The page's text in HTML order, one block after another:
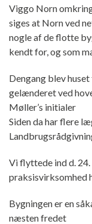
Viggo Norn
siges at Norn ved
nogle af de flotte
kendt for, og som
Dengang blev
gelænderet ved
Møller’s initialer
Siden da har flere
Vi flyttede ind d.
praksisvirksomhed
Bygningen er en
næsten fredet